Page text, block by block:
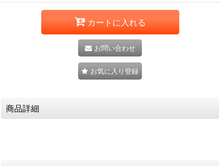
カートに入れる
お問い合わせ
お気に入り登録
商品詳細